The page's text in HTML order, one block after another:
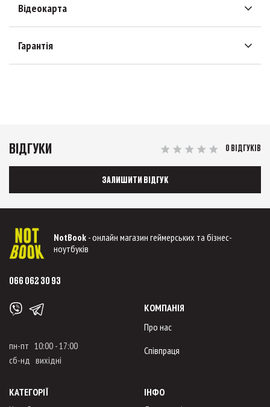
Відеокарта
Гарантія
ВІДГУКИ 0 ВІДГУКІВ
ЗАЛИШИТИ ВІДГУК
NotBook - онлайн магазин геймерських та бізнес-
ноутбуків
066 062 30 93
пн-пт 10:00 - 17:00
сб-нд вихідні
КОМПАНІЯ
Про нас
Співпраця
КАТЕГОРІЇ
ІНФО